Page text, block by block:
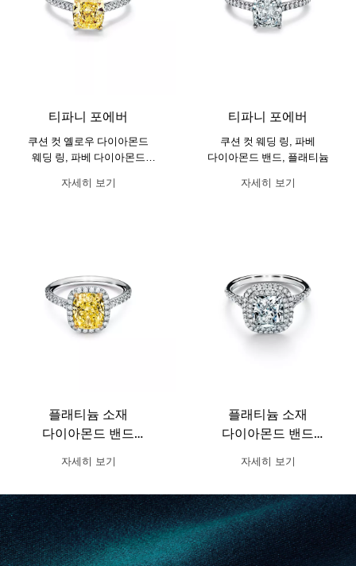
티파니 포에버
쿠션 컷 옐로우 다이아몬드
웨딩 링, 파베 다이아몬드
자세히 보기
티파니 포에버
쿠션 컷 웨딩 링, 파베
다이아몬드 밴드, 플래티늄
자세히 보기
플래티늄 소재
다이아몬드 밴드
디자인의 티파니
솔리스트 쿠션 컷 더블
헤일로 웨딩 링
자세히 보기
플래티늄 소재
다이아몬드 밴드
디자인의 티파니
솔리스트 쿠션 컷 더블
헤일로 웨딩 링
자세히 보기